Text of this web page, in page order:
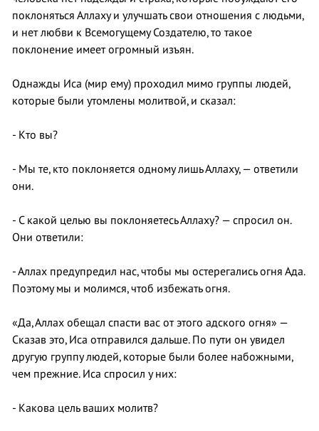
поклоняться Аллаху и улучшать свои отношения с людьми,
и нет любви к Всемогущему Создателю, то такое
поклонение имеет огромный изъян.
Однажды Иса (мир ему) проходил мимо группы людей,
которые были утомлены молитвой, и сказал:
- Кто вы?
- Мы те, кто поклоняется одному лишь Аллаху, — ответили
они.
- С какой целью вы поклоняетесь Аллаху? — спросил он.
Они ответили:
- Аллах предупредил нас, чтобы мы остерегались огня Ада.
Поэтому мы и молимся, чтоб избежать огня.
«Да, Аллах обещал спасти вас от этого адского огня» —
Сказав это, Иса отправился дальше. По пути он увидел
другую группу людей, которые были более набожными,
чем прежние. Иса спросил у них:
- Какова цель ваших молитв?